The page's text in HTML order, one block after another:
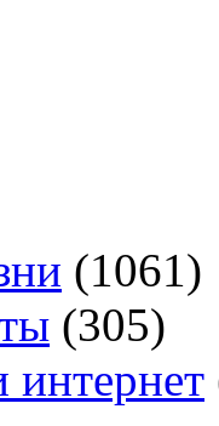
(1061)
(305)
интернет